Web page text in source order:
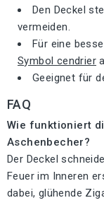
Den Deckel
vermeiden.
Für eine
Symbol cendrier
Geeignet für
FAQ
Wie funktioniert
Aschenbecher?
Der Deckel
Feuer im Inneren
dabei, glühende